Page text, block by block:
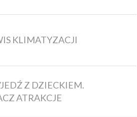
KLIMATYZACJI
Z DZIECKIEM.
ATRAKCJE